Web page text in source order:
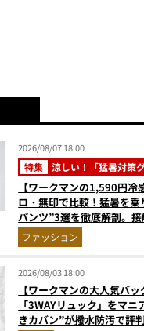
2026/08/07 18:00
特集 涼しい！「猛暑対策グ
【ワークマンの1,590円冷
ロ・無印で比較！猛暑を
パンツ”3選を徹底解剖。
まで決定版
ファッション
2026/08/03 18:00
【ワークマンの大人気バ
「3WAYリュック」をマ
きカバン”が撥水防汚で評